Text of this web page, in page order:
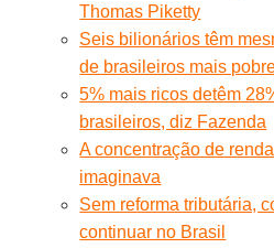
Thomas Piketty
Seis bilionários têm
de brasileiros mais
5% mais ricos detêm
brasileiros, diz Fazenda
A concentração de
imaginava
Sem reforma tributária,
continuar no Brasil